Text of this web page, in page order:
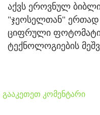
აქვს ეროვნულ
"ჯეოსელთან" ერთად
ციფრული
ტექნოლოგიების
გააკეთეთ კომენტარი